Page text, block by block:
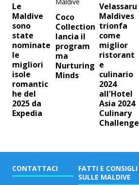
Le
Maldive
sono
state
nominate
le
migliori
isole
romantic
he del
2025 da
Expedia
Coco
Collection
lancia il
program
ma
Nurturing
Minds
Velassaru
Maldives
trionfa
come
miglior
ristorant
e
culinario
2024
all'Hotel
Asia 2024
Culinary
Challenge
CONTATTACI
FATTI E CONSIGLI
SULLE MALDIVE